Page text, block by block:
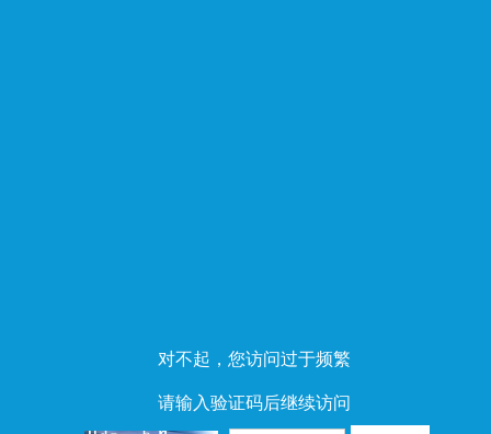
对不起，您访问过于频繁
请输入验证码后继续访问